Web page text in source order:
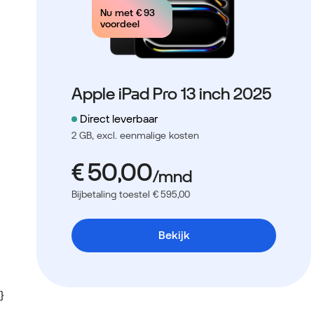
Nu met € 93
voordeel
Apple iPad Pro 13 inch 2025
Direct leverbaar
2 GB, excl. eenmalige kosten
Bijbetaling toestel € 595,00
Bekijk
}